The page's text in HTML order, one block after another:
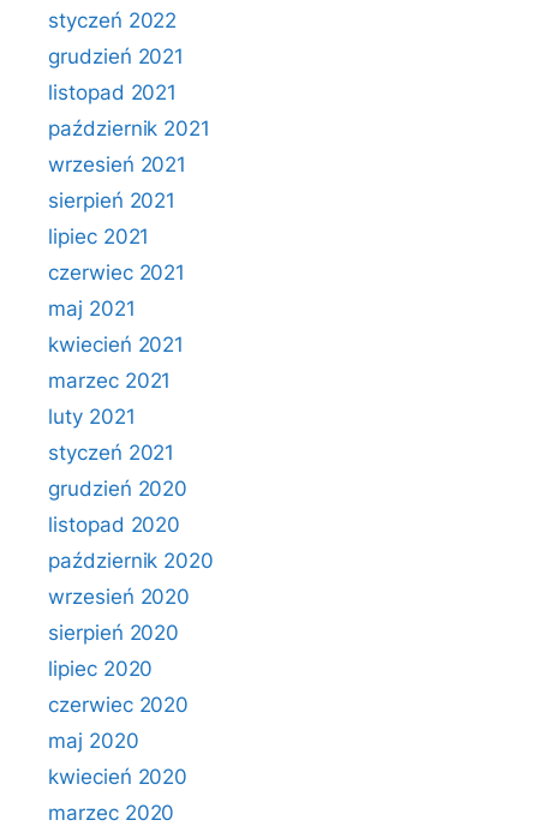
styczeń 2022
grudzień 2021
listopad 2021
październik 2021
wrzesień 2021
sierpień 2021
lipiec 2021
czerwiec 2021
maj 2021
kwiecień 2021
marzec 2021
luty 2021
styczeń 2021
grudzień 2020
listopad 2020
październik 2020
wrzesień 2020
sierpień 2020
lipiec 2020
czerwiec 2020
maj 2020
kwiecień 2020
marzec 2020